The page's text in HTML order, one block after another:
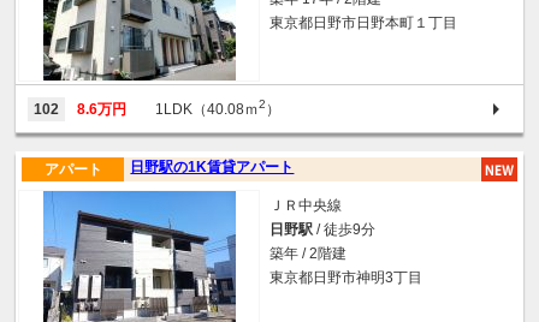
東京都日野市日野本町１丁目
102 8.6万円 1LDK（40.08ｍ2 ）
日野駅の1K賃貸アパート
アパート
ＪＲ中央線
日野駅 / 徒歩9分
築年 / 2階建
東京都日野市神明3丁目